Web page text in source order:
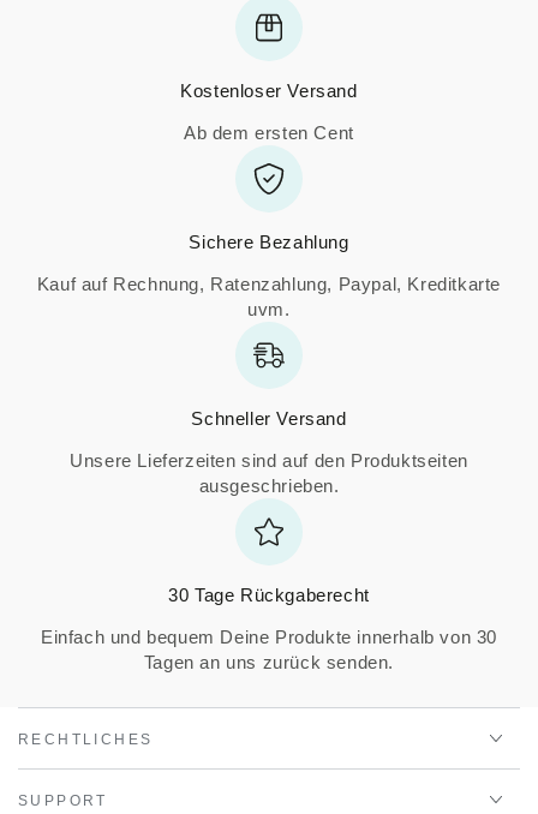
Kostenloser Versand
Ab dem ersten Cent
Sichere Bezahlung
Kauf auf Rechnung, Ratenzahlung, Paypal, Kreditkarte
uvm.
Schneller Versand
Unsere Lieferzeiten sind auf den Produktseiten
ausgeschrieben.
30 Tage Rückgaberecht
Einfach und bequem Deine Produkte innerhalb von 30
Tagen an uns zurück senden.
RECHTLICHES
SUPPORT